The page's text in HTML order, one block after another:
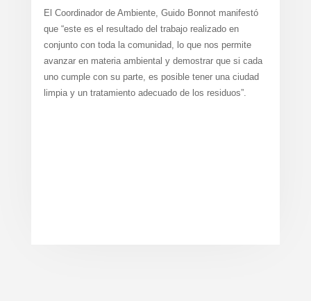
El Coordinador de Ambiente, Guido Bonnot manifestó
que “este es el resultado del trabajo realizado en
conjunto con toda la comunidad, lo que nos permite
avanzar en materia ambiental y demostrar que si cada
uno cumple con su parte, es posible tener una ciudad
limpia y un tratamiento adecuado de los residuos”.